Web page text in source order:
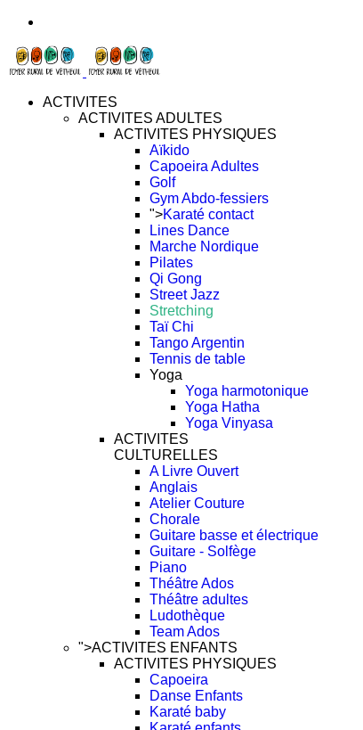
ACTIVITES
ACTIVITES ADULTES
ACTIVITES PHYSIQUES
Aïkido
Capoeira Adultes
Golf
Gym Abdo-fessiers
">Karaté contact
Lines Dance
Marche Nordique
Pilates
Qi Gong
Street Jazz
Stretching
Taï Chi
Tango Argentin
Tennis de table
Yoga
Yoga harmotonique
Yoga Hatha
Yoga Vinyasa
ACTIVITES
CULTURELLES
A Livre Ouvert
Anglais
Atelier Couture
Chorale
Guitare basse et électrique
Guitare - Solfège
Piano
Théâtre Ados
Théâtre adultes
Ludothèque
Team Ados
">ACTIVITES ENFANTS
ACTIVITES PHYSIQUES
Capoeira
Danse Enfants
Karaté baby